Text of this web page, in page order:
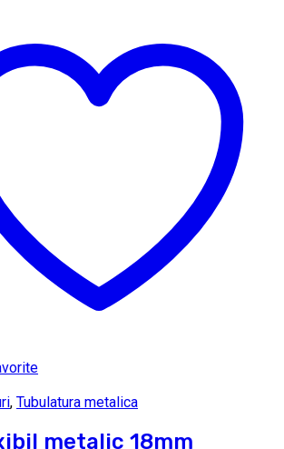
, Tubulatura metalica
metalic 18mm